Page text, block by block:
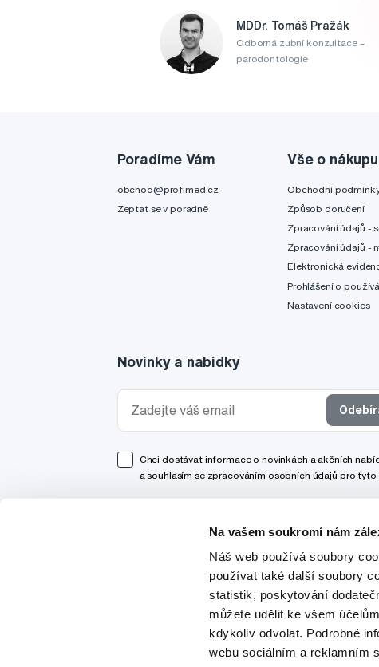
Na vašem soukromí nám
Náš web používá soubory
používat také další soubory
statistik, poskytování
můžete udělit ke všem
kdykoliv odvolat. Podrobné
webu sociálním a reklamním
MDDr. Tomáš Pražák
Odborná zubní konzultace –
parodontologie
Poradíme Vám
obchod@profimed.cz
Zeptat se v poradně
Vše o nákupu
Obchodní
Způsob doručení
Zpracování údajů -
Zpracování údajů -
Elektronická
Prohlášení o
Nastavení cookies
Novinky a nabídky
Chci dostávat informace o novinkách a akčních
a souhlasím se zpracováním osobních údajů pro tyto